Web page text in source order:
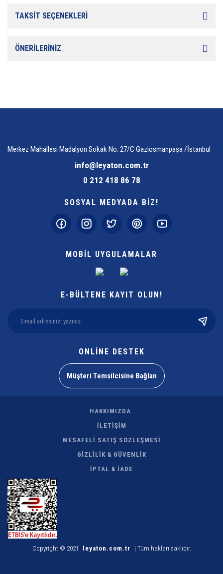
TAKSİT SEÇENEKLERİ
ÖNERİLERİNİZ
Merkez Mahallesi Madalyon Sokak No. 27/C Gaziosmanpaşa /İstanbul
info@leyaton.com.tr
0 212 418 86 78
SOSYAL MEDYADA BİZ!
MOBİL UYGULAMALAR
E-BÜLTENE KAYIT OLUN!
ONLİNE DESTEK
Müşteri Temsilcisine Bağlan
HAKKIMIZDA
İLETİŞİM
MESAFELİ SATIŞ SÖZLEŞMESİ
GİZLİLİK & GÜVENLİK
İPTAL & İADE
Copyright © 2021 leyaton.com.tr | Tüm hakları saklıdır.